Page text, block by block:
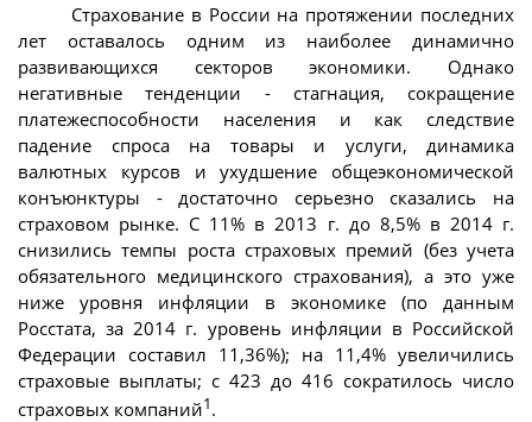
Страхование в России на протяжении последних
лет оставалось одним из наиболее динамично
развивающихся секторов экономики. Однако
негативные тенденции - стагнация, сокращение
платежеспособности населения и как следствие
падение спроса на товары и услуги, динамика
валютных курсов и ухудшение общеэкономической
конъюнктуры - достаточно серьезно сказались на
страховом рынке. С 11% в 2013 г. до 8,5% в 2014 г.
снизились темпы роста страховых премий (без учета
обязательного медицинского страхования), а это уже
ниже уровня инфляции в экономике (по данным
Росстата, за 2014 г. уровень инфляции в Российской
Федерации составил 11,36%); на 11,4% увеличились
страховые выплаты; с 423 до 416 сократилось число
страховых компаний1.